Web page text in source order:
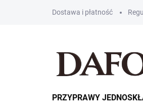
Dostawa i płatność
PRZYPRAWY